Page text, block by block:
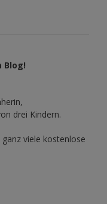
Blog!
drei Kindern.
viele kostenlose